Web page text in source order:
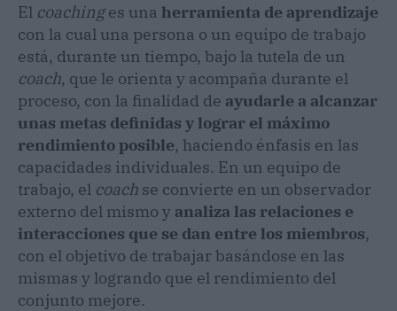
El coachinges una herramienta de aprendizaje
con la cual una persona o un equipo de trabajo
está, durante un tiempo, bajo la tutela de un
coach, que le orienta y acompaña durante el
proceso, con la finalidad de ayudarle a alcanzar
unas metas definidas y lograr el máximo
rendimiento posible, haciendo énfasis en las
capacidades individuales. En un equipo de
trabajo, el coach se convierte en un observador
externo del mismo y analiza las relaciones e
interacciones que se dan entre los miembros,
con el objetivo de trabajar basándose en las
mismas y logrando que el rendimiento del
conjunto mejore.